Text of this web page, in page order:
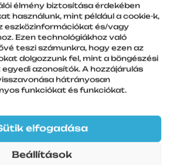
élmény biztosítása érdekében
használunk, mint például a cookie-k,
eszközinformációkat és/vagy
Ezen technológiákhoz való
teszi számunkra, hogy ezen az
dolgozzunk fel, mint a böngészési
azonosítók. A hozzájárulás
hátrányosan
funkciókat és funkciókat.
elfogadása
Beállítások